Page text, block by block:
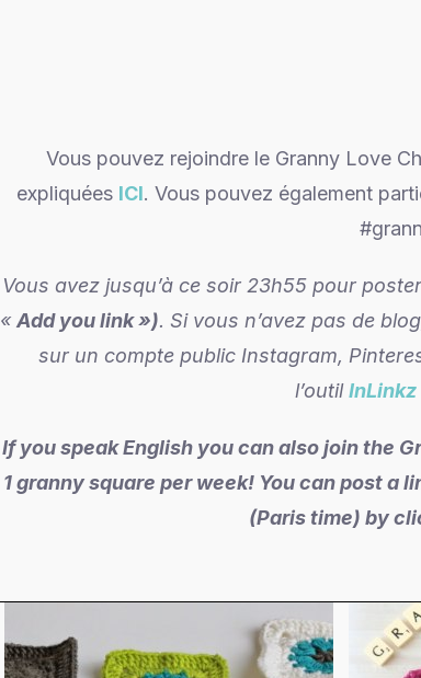
Vous pouvez rejoindre le Granny Love
expliquées ICI. Vous pouvez également
Vous avez jusqu’à ce soir 23h55 pour
« Add you link »). Si vous n’avez pas de
sur un compte public Instagram,
l’outilInLinkz
If you speak English you can also join the
1 granny square per week! You can post
(Paris time) by